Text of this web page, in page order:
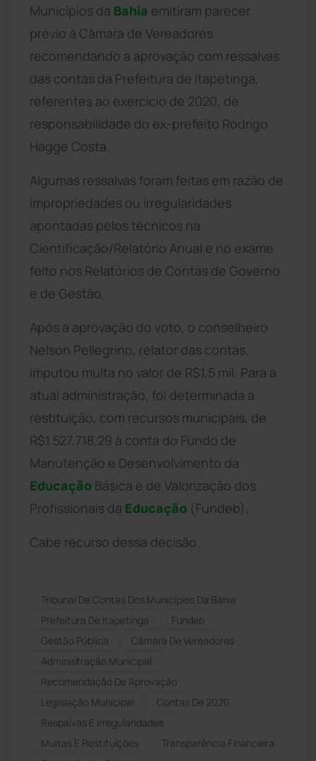
Municípios da Bahia emitiram parecer
prévio à Câmara de Vereadores
recomendando a aprovação com ressalvas
das contas da Prefeitura de Itapetinga,
referentes ao exercício de 2020, de
responsabilidade do ex-prefeito Rodrigo
Hagge Costa.
Algumas ressalvas foram feitas em razão de
impropriedades ou irregularidades
apontadas pelos técnicos na
Cientificação/Relatório Anual e no exame
feito nos Relatórios de Contas de Governo
e de Gestão.
Após a aprovação do voto, o conselheiro
Nelson Pellegrino, relator das contas,
imputou multa no valor de R$1,5 mil. Para a
atual administração, foi determinada a
restituição, com recursos municipais, de
R$1.527.718,29 à conta do Fundo de
Manutenção e Desenvolvimento da
Educação Básica e de Valorização dos
Profissionais da Educação (Fundeb).
Cabe recurso dessa decisão.
Tribunal De Contas Dos Municípios Da Bahia
Prefeitura De Itapetinga
Fundeb
Gestão Pública
Câmara De Vereadores
Administração Municipal
Recomendação De Aprovação
Legislação Municipal
Contas De 2020
Respalvas E Irregularidades
Multas E Restituições
Transparência Financeira